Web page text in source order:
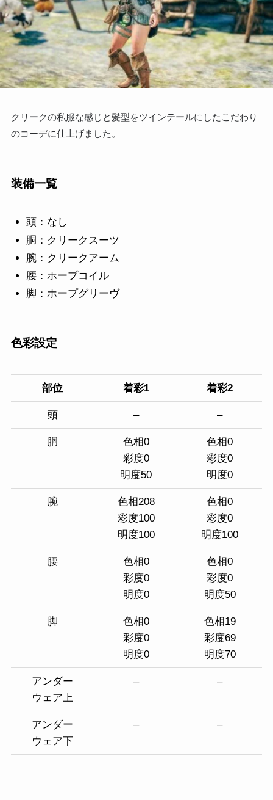
クリークの私服な感じと髪型をツインテールにしたこだわり
のコーデに仕上げました。
装備一覧
頭：なし
胴：クリークスーツ
腕：クリークアーム
腰：ホープコイル
脚：ホープグリーヴ
色彩設定
部位 着彩1 着彩2
頭 – –
胴
色相0
彩度0
明度50
色相0
彩度0
明度0
腕
色相208
彩度100
明度100
色相0
彩度0
明度100
腰
色相0
彩度0
明度0
色相0
彩度0
明度50
脚
色相0
彩度0
明度0
色相19
彩度69
明度70
アンダー
ウェア上
– –
アンダー
ウェア下
– –